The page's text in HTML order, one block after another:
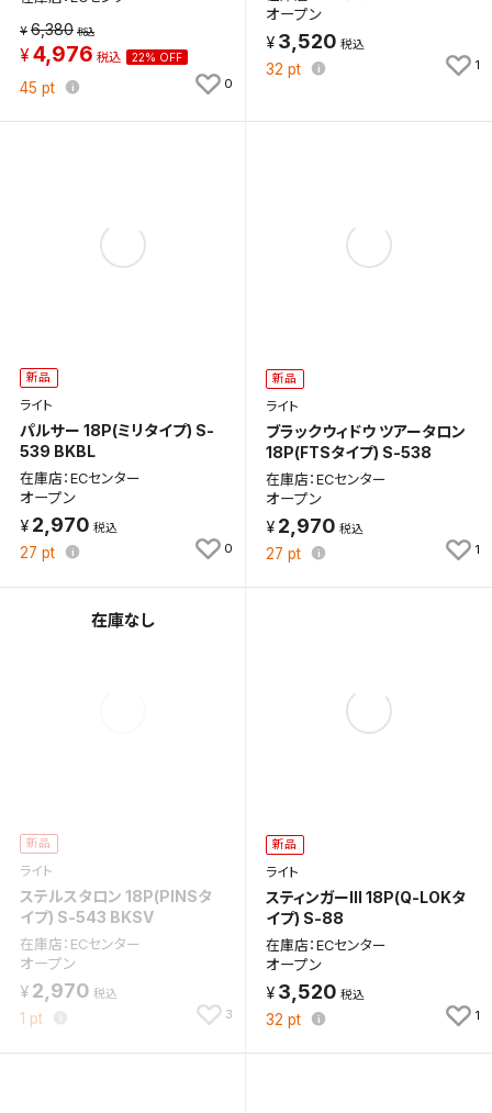
6,380
4,976 22% OFF
45 pt 0
オープン
3,520
32 pt 1
新品
ライト
パルサー 18P(ミリタイプ) S-
539 BKBL
在庫店：ECセンター
オープン
2,970
27 pt 0
新品
ライト
ブラックウィドウ ツアータロン
18P(FTSタイプ) S-538
在庫店：ECセンター
オープン
2,970
27 pt 1
新品
ライト
ステルスタロン 18P(PINSタ
イプ) S-543 BKSV
在庫店：ECセンター
オープン
2,970
1 pt 3
新品
ライト
スティンガーIII 18P(Q-LOKタ
イプ) S-88
在庫店：ECセンター
オープン
3,520
32 pt 1
よく探す商品を、毎回条件指定することなく簡単に開
くことができます。
検索条件
新着通知
保存された検索条件は変更できません。
条件を変更したい場合は、マイページの「保存検索条
件一覧」から画面を表示し、条件を変更の上、保存し直
保存する
検索条件を保存しました。